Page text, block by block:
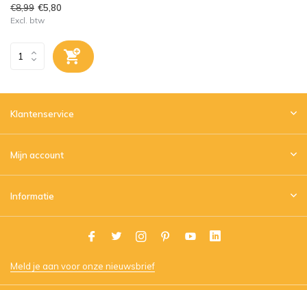
€8,99 €5,80
Excl. btw
Klantenservice
Mijn account
Informatie
Meld je aan voor onze nieuwsbrief